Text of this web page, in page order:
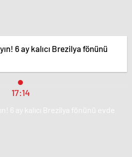
6 ay kalıcı Brezilya fönünü
17:14